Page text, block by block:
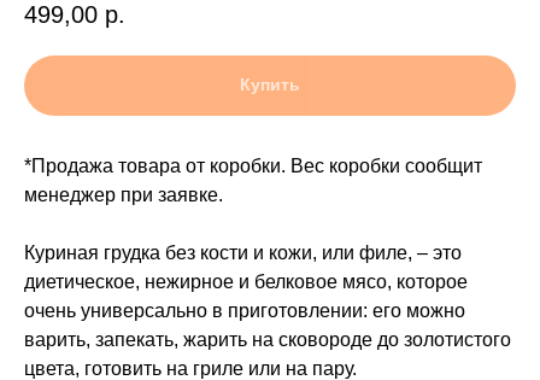
499,00 р.
Купить
*Продажа товара от коробки. Вес коробки сообщит
менеджер при заявке.
Куриная грудка без кости и кожи, или филе, – это
диетическое, нежирное и белковое мясо, которое
очень универсально в приготовлении: его можно
варить, запекать, жарить на сковороде до золотистого
цвета, готовить на гриле или на пару.